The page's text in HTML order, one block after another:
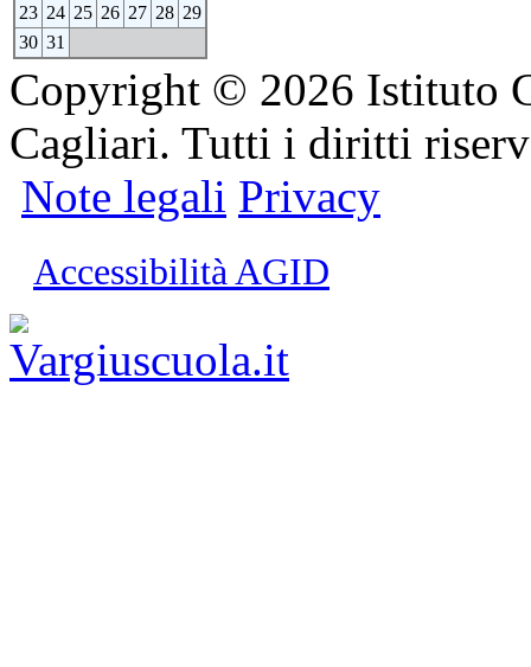
23 24 25 26 27 28 29
30 31
Copyright © 2026 Istituto
Cagliari. Tutti i diritti
Note legali Privacy
Accessibilità AGID